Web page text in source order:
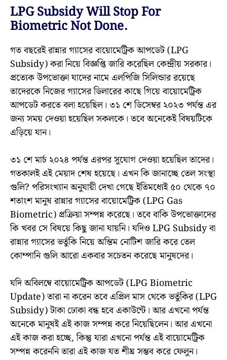
LPG Subsidy Will Stop For
Biometric Not Done.
গত বছরেই রান্নার গ্যাসের বায়োমেট্রিক আপডেট (LPG
Subsidy) করা নিয়ে বিজ্ঞপ্তি জারি করেছিল কেন্দ্রীয় সরকার।
প্রত্যেক উপভোক্তা যাদের নামে এলপিজি সিলিন্ডার রয়েছে
তাদেরকে নিজের গ্যাসের ডিলারের কাছে গিয়ে বায়োমেট্রিক
আপডেট করতে বলা হয়েছিল। ৩১ শে ডিসেম্বর ২০২৩ পর্যন্ত এর
জন্য সময় দেওয়া হয়েছিল সকলকে। তবে অনেকেই বিষয়টিকে
এড়িয়ে যান।
৩১ শে মার্চ ২০২৪ পর্যন্ত এরপর সুযোগ দেওয়া হয়েছিল তাদের।
গতকালই এই মেয়াদ শেষ হয়েছে। এখন কি জানাচ্ছে তেল সংস্থা
গুলি? পরিসংখ্যান অনুযায়ী দেখা গেছে ইতিমধ্যেই ৫০ থেকে ৭০
শতাংশ মানুষ রান্নার গ্যাসের বায়োমেট্রিক (LPG Gas
Biometric) প্রক্রিয়া সম্পন্ন করেছে। তবে বাকি উপভোক্তাদের
কি খবর সে বিষয়ে কিছু জানা যায়নি। যদিও LPG Subsidy বা
রান্নার গ্যাসের ভর্তুকি নিয়ে অন্তিম নোটিশ জারি করে তেল
কোম্পানি গুলি আরো একবার সচেতন করেছে মানুষদের।
যদি অবিলম্বে বায়োমেট্রিক আপডেট (LPG Biometric
Update) তারা না করেন তবে এপ্রিল মাস থেকে ভর্তুকির (LPG
Subsidy) টাকা ঢোকা বন্ধ হবে একাউন্টে। আর এখনো পর্যন্ত
অনেকে মানুষই এই কাজ সম্পন্ন করে নিয়েছিলেন। আর এখনো
এই কাজ করা হচ্ছে, কিন্তু যারা এখনো পর্যন্ত এই বায়োমেট্রিক
সম্পন্ন করেননি তারা এই কাজ যত শীঘ্র সম্ভব করে ফেলুন।